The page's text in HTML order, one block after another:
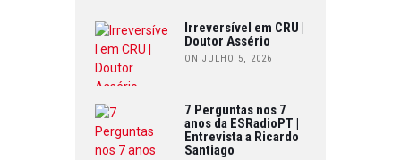
Irreversível em CRU |
Doutor Assério
ON JULHO 5, 2026
7 Perguntas nos 7
anos da ESRadioPT |
Entrevista a Ricardo
Santiago